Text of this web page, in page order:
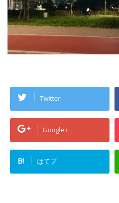
Twitter
Google+
B! はてブ